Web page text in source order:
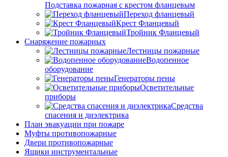
Подставка пожарная с крестом фланцевым
Переход фланцевый
Крест Фланцевый
Тройник Фланцевый
Снаряжение пожарных
Лестницы пожарные
Водопенное
оборудование
Генераторы пены
Осветительные
приборы
Средства
спасения и диэлектрика
План эвакуации при пожаре
Муфты противопожарные
Двери противопожарные
Ящики инструментальные